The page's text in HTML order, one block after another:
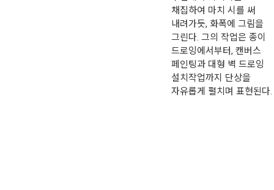
채집하여 마치 시를 써
내려가듯, 화폭에 그림을
그린다. 그의 작업은 종이
드로잉에서부터, 캔버스
페인팅과 대형 벽 드로잉
설치작업까지 단상을
자유롭게 펼치며 표현된다.